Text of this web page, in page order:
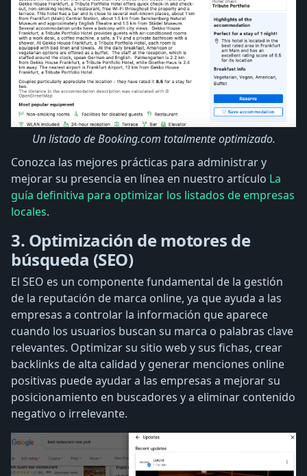
Un listado de Booking.com totalmente optimizado.
Conozca las mejores prácticas para administrar y
mejorar su presencia en línea en nuestro artículo La
guía definitiva para optimizar los listados de empresas
locales.
3. Optimización de motores de
búsqueda (SEO)
El SEO es un componente fundamental de la gestión
de la reputación de marca online, ya que ayuda a las
empresas a controlar la información que aparece
cuando los usuarios buscan su marca o palabras clave
relevantes. Optimizar su sitio web y sus fichas, crear
backlinks de alta calidad y generar menciones online
positivas puede ayudar a las empresas a mejorar su
posicionamiento en buscadores y a eliminar contenido
negativo o irrelevante.